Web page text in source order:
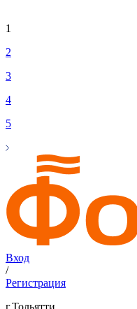
1
2
3
4
5
Вход
/
Регистрация
г.Тольятти